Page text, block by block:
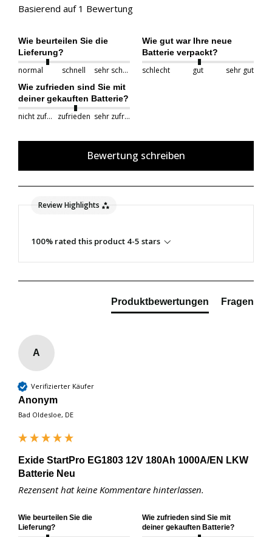
Basierend auf 1 Bewertung
Wie beurteilen Sie die
Lieferung?
normal schnell sehr schnell
Wie gut war Ihre neue
Batterie verpackt?
schlecht gut sehr gut
Wie zufrieden sind Sie mit
deiner gekauften Batterie?
nicht zufrieden zufrieden sehr zufrieden
Bewertung schreiben
Review Highlights
100% rated this product 4-5 stars
Produktbewertungen Fragen
A
Verifizierter Käufer
Anonym
Bad Oldesloe, DE
Exide StartPro EG1803 12V 180Ah 1000A/EN LKW
Batterie Neu
Rezensent hat keine Kommentare hinterlassen.
Wie beurteilen Sie die
Lieferung?
Wie zufrieden sind Sie mit
deiner gekauften Batterie?